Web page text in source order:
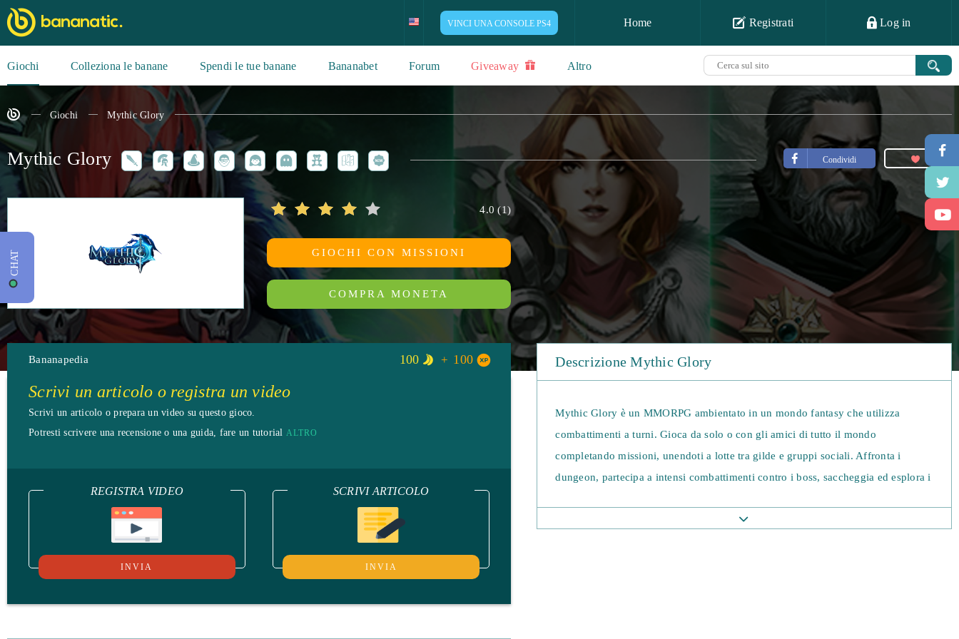
VINCI UNA CONSOLE PS4 Home Registrati Log in
Giochi Colleziona le banane Spendi le tue banane Bananabet Forum Giveaway Altro
Giochi Mythic Glory
Condividi
Mythic Glory
4.0 (1)
GIOCHI CON MISSIONI
COMPRA MONETA
Bananapedia 100 100
Scrivi un articolo o registra un video
Scrivi un articolo o prepara un video su questo gioco.
Potresti scrivere una recensione o una guida, fare un tutorial ALTRO
REGISTRA VIDEO
INVIA
SCRIVI ARTICOLO
INVIA
Descrizione Mythic Glory
Mythic Glory è un MMORPG ambientato in un mondo fantasy che utilizza
combattimenti a turni. Gioca da solo o con gli amici di tutto il mondo
completando missioni, unendoti a lotte tra gilde e gruppi sociali. Affronta i
dungeon, partecipa a intensi combattimenti contro i boss, saccheggia ed esplora i
livello, accedere a nuove armi, equipaggiamento e molto altro!
CHAT